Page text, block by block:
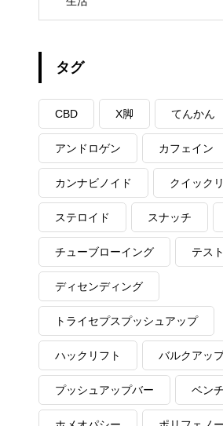
タグ
CBD X脚 てんかん
アンドロゲン カフェイン
カンナビノイド クイック
ステロイド スナッチ
チューブローイング テス
ディセンディング
トライセプスプッシュアップ
ハックリフト バルクアッ
プッシュアップバー ベンチ